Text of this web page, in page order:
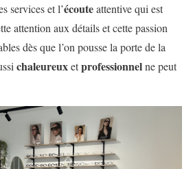
services et l’écouteattentive qui est
attention aux détails et cette passion
dès que l’on pousse la porte de la
chaleureuxetprofessionnelne peut